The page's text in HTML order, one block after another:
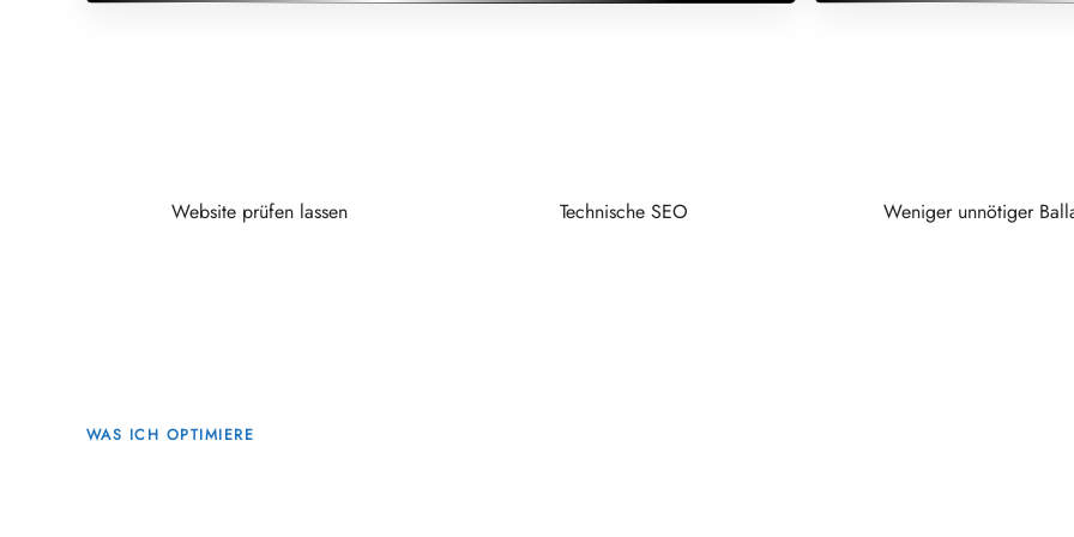
Website prüfen lassen Technische SEO Weniger unnötiger
WAS ICH OPTIMIERE